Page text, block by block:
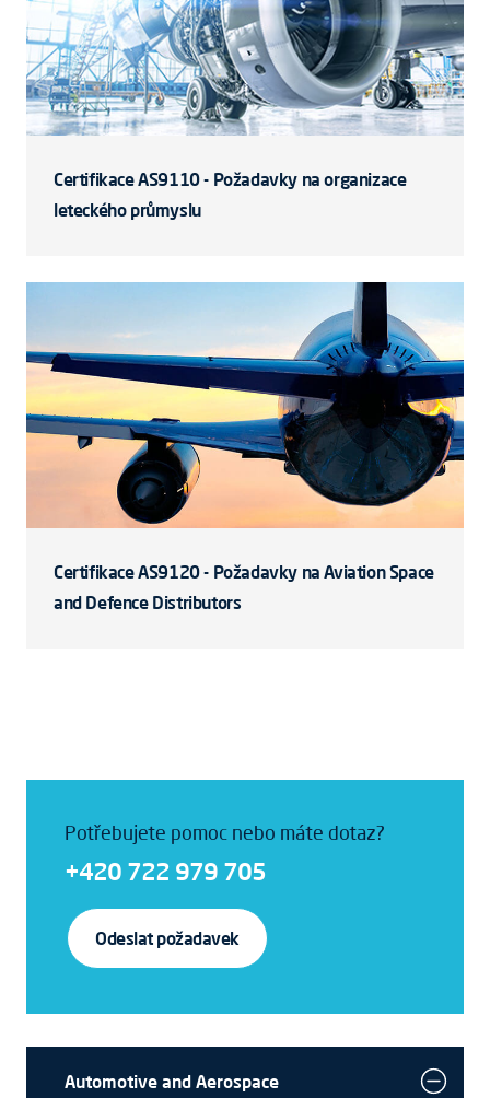
Certifikace AS9110 - Požadavky na organizace
leteckého průmyslu
Certifikace AS9120 - Požadavky na Aviation Space
and Defence Distributors
Potřebujete pomoc nebo máte dotaz?
+420 722 979 705
Odeslat požadavek
Automotive and Aerospace